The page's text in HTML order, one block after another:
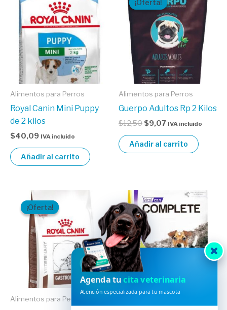
Alimentos para Perros
Royal Canin Mini Puppy
de 2 kilos
$40,09 IVA incluido
Añadir al carrito
¡Oferta!
¡Oferta!
Alimentos para Perros
Guerpo Adultos Rp 2 Kilos
$12,50
original
era:
$12,50.
$9,07
actual
es:
$9,07.
IVA incluido
Añadir al carrito
¡Oferta!
¡Oferta!
Alimentos para Perros
precio
original
era:
$50,00.
es:
$44,55.
HVDES
Agenda tucita veterinaria
Atención especializada para tu mascota